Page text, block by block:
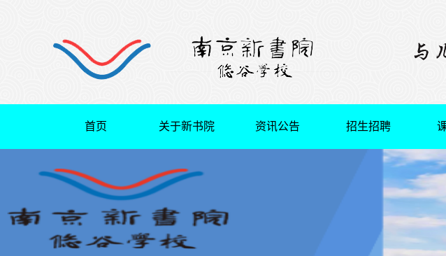
首页 关于新书院 资讯公告 招生招聘